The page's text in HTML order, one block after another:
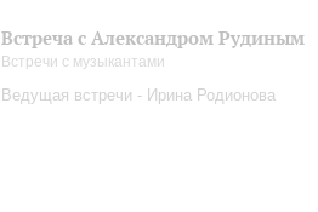
Встреча с Александром Рудиным
Встречи с музыкантами
Ведущая встречи - Ирина Родионова